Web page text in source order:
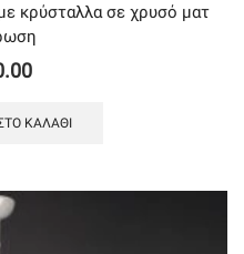
κρύσταλλα σε χρυσό ματ
ΚΑΛΆΘΙ